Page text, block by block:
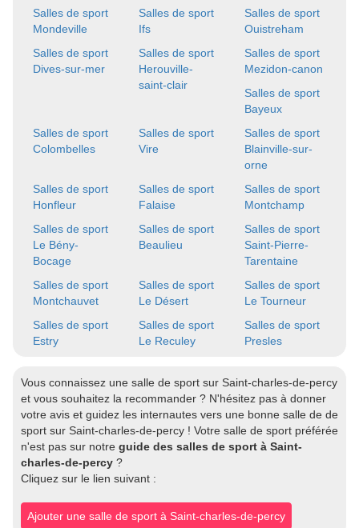
Salles de sport
Mondeville
Salles de sport
Ifs
Salles de sport
Ouistreham
Salles de sport
Dives-sur-mer
Salles de sport
Herouville-
saint-clair
Salles de sport
Mezidon-canon
Salles de sport
Bayeux
Salles de sport
Colombelles
Salles de sport
Vire
Salles de sport
Blainville-sur-
orne
Salles de sport
Honfleur
Salles de sport
Falaise
Salles de sport
Montchamp
Salles de sport
Le Bény-
Bocage
Salles de sport
Beaulieu
Salles de sport
Saint-Pierre-
Tarentaine
Salles de sport
Montchauvet
Salles de sport
Le Désert
Salles de sport
Le Tourneur
Salles de sport
Estry
Salles de sport
Le Reculey
Salles de sport
Presles
Vous connaissez une salle de sport sur Saint-charles-de-percy
et vous souhaitez la recommander ? N'hésitez pas à donner
votre avis et guidez les internautes vers une bonne salle de de
sport sur Saint-charles-de-percy ! Votre salle de sport préférée
n'est pas sur notre guide des salles de sport à Saint-
charles-de-percy ?
Cliquez sur le lien suivant :
Ajouter une salle de sport à Saint-charles-de-percy